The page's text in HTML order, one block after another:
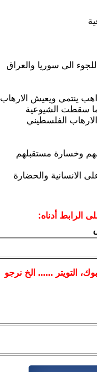
الى سوريا والعراق
ينتمي ويعيش الارهاب
سقطت الشيوعية
الفلسطيني
وخسارة مستقبلهم
الانسانية والحضارة
الرابط أدناه:
، التويتر ...... الخ نرجو